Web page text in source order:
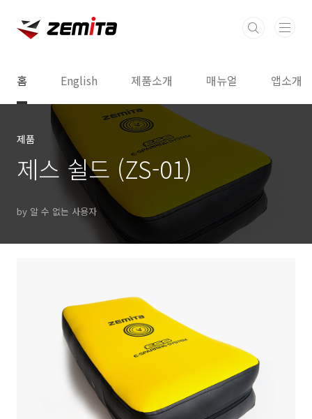
홈 English 제품소개 매뉴얼 앱소개
제품
제스 쉴드 (ZS-01)
by 알 수 없는 사용자